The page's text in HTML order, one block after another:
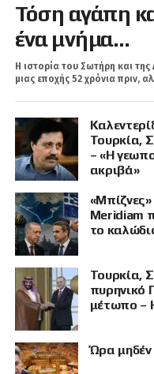
Τόση αγάπη
ένα μνήμα…
Η ιστορία του Σωτήρη και της
μιας εποχής 52 χρόνια πριν,
Τουρκία,
– «Η
ακριβά»
Meridiam
το
Τουρκία,
πυρηνικό
μέτωπο –
Ώρα μηδέν